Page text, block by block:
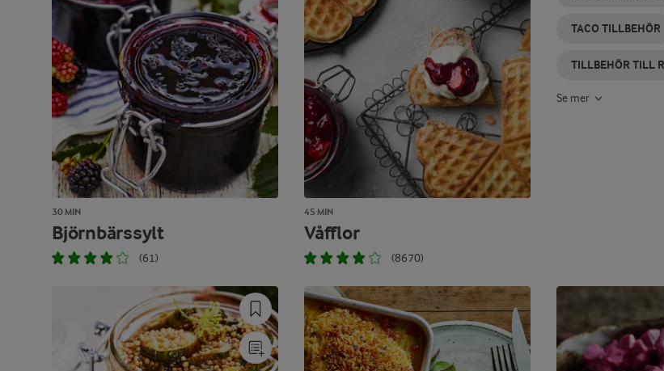
30 MIN
Björnbärssylt
(61)
45 MIN
Våfflor
(8670)
TACO TILLBEHÖR
TILLBEHÖR TILL
Se mer